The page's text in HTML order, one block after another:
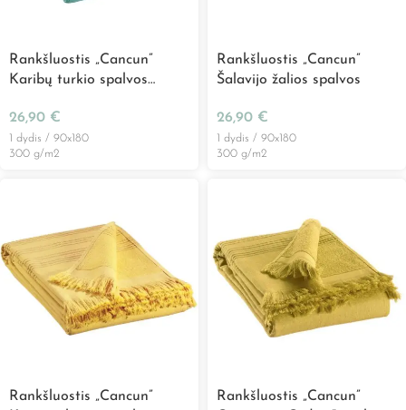
Rankšluostis „Cancun”
Karibų turkio spalvos
26,90 €
1 dydis / 90x180
300 g/m2
Rankšluostis „Cancun”
Šalavijo žalios spalvos
26,90 €
1 dydis / 90x180
300 g/m2
Rankšluostis „Cancun”
Rankšluostis „Cancun”